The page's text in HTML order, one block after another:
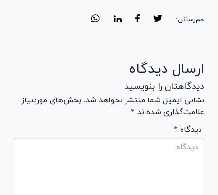
هم‌رسانی:
ارسال دیدگاه
دیدگاهتان را بنویسید
نشانی ایمیل شما منتشر نخواهد شد. بخش‌های موردنیاز
علامت‌گذاری شده‌اند *
* دیدگاه